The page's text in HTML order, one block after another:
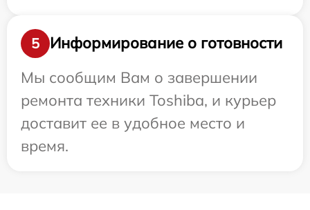
5
Информирование о готовности
Мы сообщим Вам о завершении
ремонта техники Toshiba, и курьер
доставит ее в удобное место и
время.